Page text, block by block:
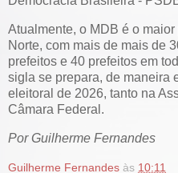
Atualmente, o MDB é o
Norte, com mais de mais de
prefeitos e 40 prefeitos em
sigla se prepara, de maneira
eleitoral de 2026, tanto na
Câmara Federal.
Por Guilherme Fernandes
Guilherme Fernandes às 10:11